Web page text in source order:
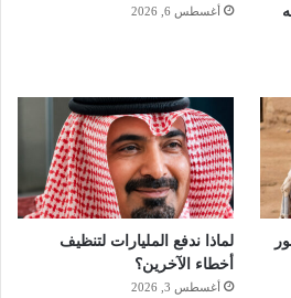
أغسطس 6, 2026
لماذا ندفع المليارات لتنظيف
أخطاء الآخرين؟
أغسطس 3, 2026